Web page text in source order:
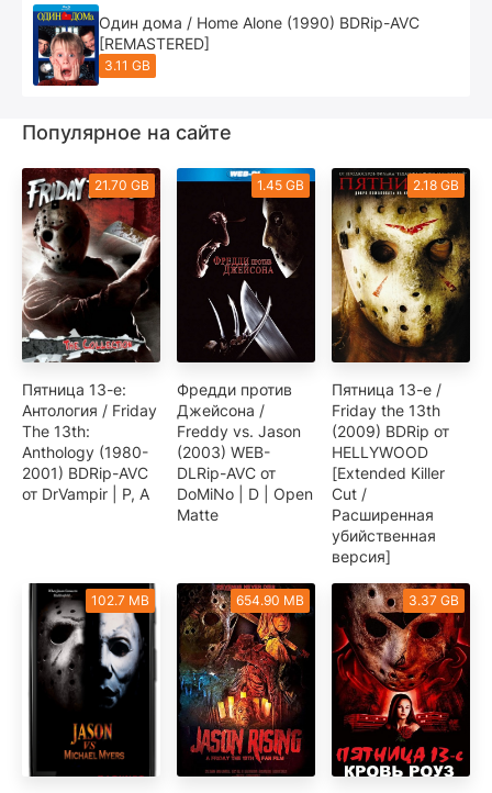
Один дома / Home Alone (1990) BDRip-AVC
[REMASTERED]
3.11 GB
Популярное на сайте
21.70 GB
Пятница 13-е:
Антология / Friday
The 13th:
Anthology (1980-
2001) BDRip-AVC
от DrVampir | P, A
1.45 GB
Фредди против
Джейсона /
Freddy vs. Jason
(2003) WEB-
DLRip-AVC от
DoMiNo | D | Open
Matte
2.18 GB
Пятница 13-е /
Friday the 13th
(2009) BDRip от
HELLYWOOD
[Extended Killer
Cut /
Расширенная
убийственная
версия]
102.7 MB 654.90 MB 3.37 GB